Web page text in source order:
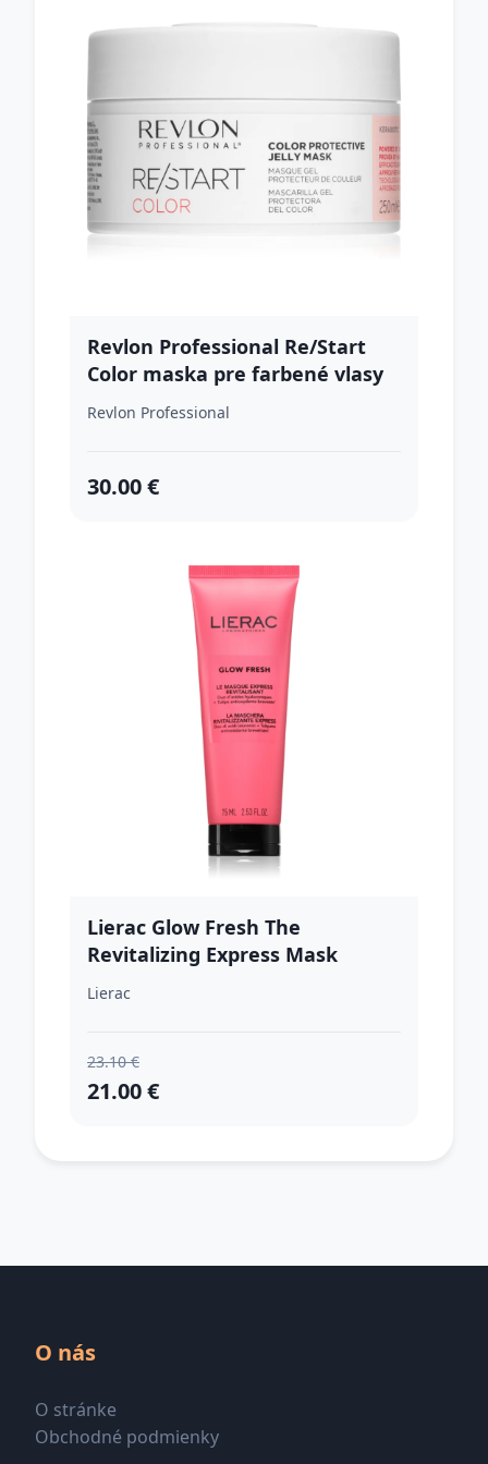
Revlon Professional Re/Start
Color maska pre farbené vlasy
250 ml
Revlon Professional
30.00 €
Lierac Glow Fresh The
Revitalizing Express Mask
revitalizačná pleťová maska 75
Lierac
23.10 €
21.00 €
O nás
O stránke
Obchodné podmienky